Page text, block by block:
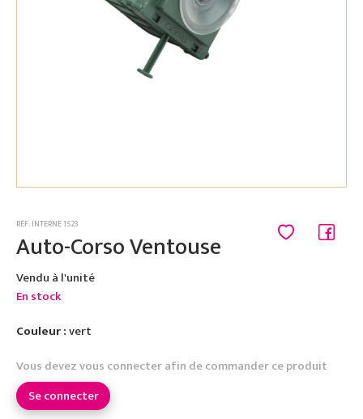
RÉF. INTERNE 1523
Auto-Corso Ventouse
Vendu à l'unité
En stock
Couleur :vert
Vous devez vous connecter afin de commander ce produit
Se connecter